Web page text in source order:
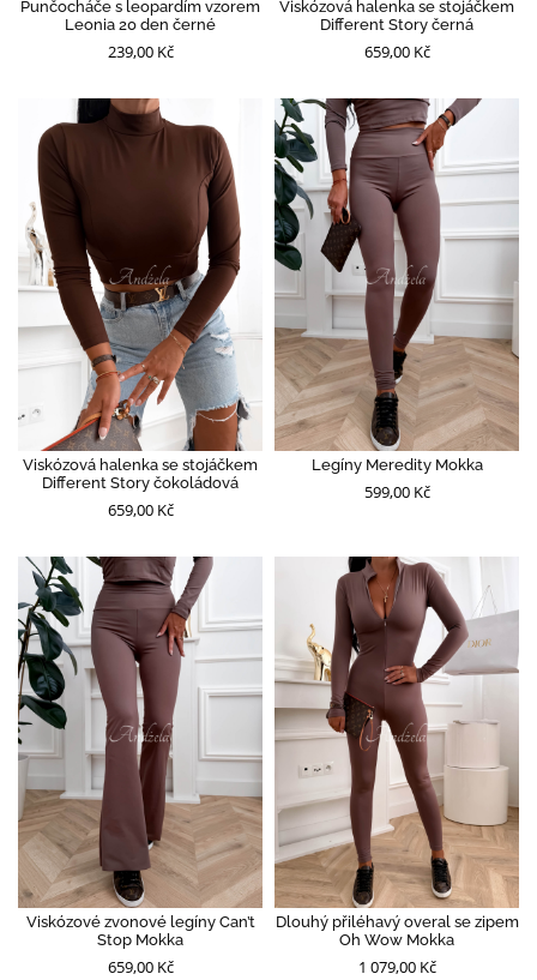
Punčocháče s leopardím vzorem
Leonia 20 den černé
239,00 Kč
Viskózová halenka se stojáčkem
Different Story černá
659,00 Kč
Viskózová halenka se stojáčkem
Different Story čokoládová
659,00 Kč
Legíny Meredity Mokka
599,00 Kč
Viskózové zvonové legíny Can’t
Stop Mokka
659,00 Kč
Dlouhý přiléhavý overal se zipem
Oh Wow Mokka
1 079,00 Kč